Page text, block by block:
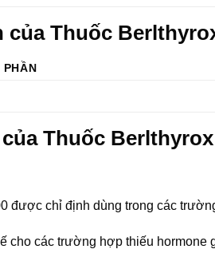
của Thuốc
PHẦN
Thuốc Berlthyrox
được chỉ định dùng trong các
cho các trường hợp thiếu hormone